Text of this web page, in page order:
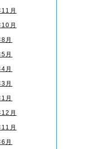
月
月
月
月
月
月
月
月
月
月